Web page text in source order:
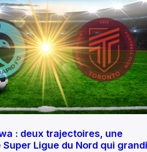
: deux trajectoires, une
Ligue du Nord qui